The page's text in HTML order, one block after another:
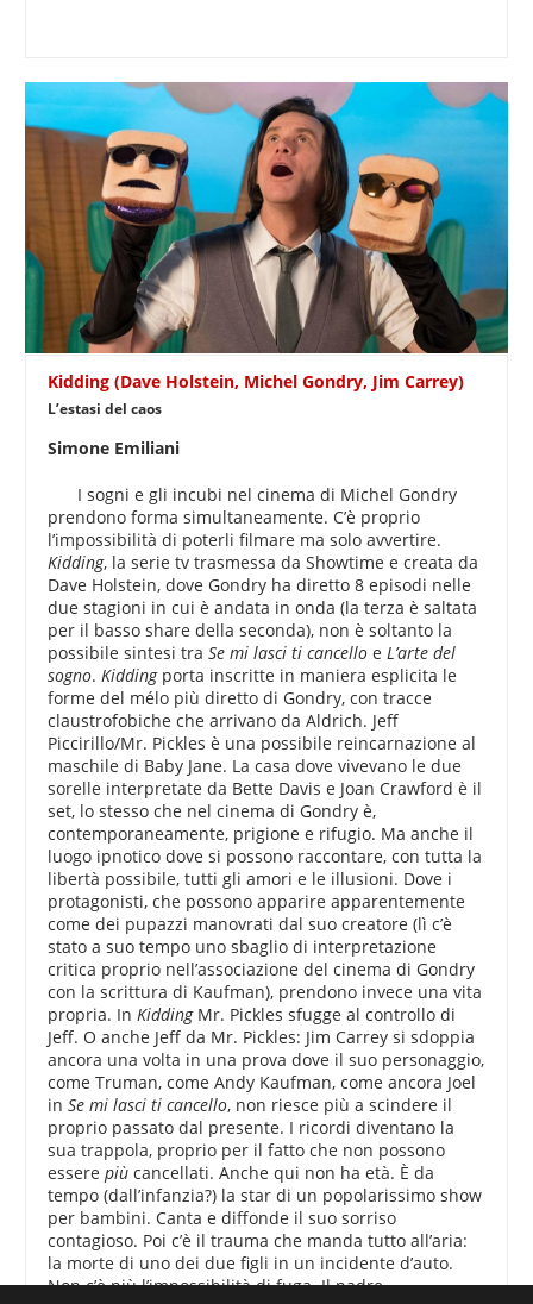
Kidding (Dave Holstein, Michel Gondry, Jim Carrey)
L’estasi del caos
Simone Emiliani
I sogni e gli incubi nel cinema di Michel Gondry
prendono forma simultaneamente. C’è proprio
l’impossibilità di poterli filmare ma solo avvertire.
Kidding, la serie tv trasmessa da Showtime e creata da
Dave Holstein, dove Gondry ha diretto 8 episodi nelle
due stagioni in cui è andata in onda (la terza è saltata
per il basso share della seconda), non è soltanto la
possibile sintesi traSe mi lasci ti cancello eL’arte del
sogno.Kiddingporta inscritte in maniera esplicita le
forme del mélo più diretto di Gondry, con tracce
claustrofobiche che arrivano da Aldrich. Jeff
Piccirillo/Mr. Pickles è una possibile reincarnazione al
maschile di Baby Jane. La casa dove vivevano le due
sorelle interpretate da Bette Davis e Joan Crawford è il
set, lo stesso che nel cinema di Gondry è,
contemporaneamente, prigione e rifugio. Ma anche il
luogo ipnotico dove si possono raccontare, con tutta la
libertà possibile, tutti gli amori e le illusioni. Dove i
protagonisti, che possono apparire apparentemente
come dei pupazzi manovrati dal suo creatore (lì c’è
stato a suo tempo uno sbaglio di interpretazione
critica proprio nell’associazione del cinema di Gondry
con la scrittura di Kaufman), prendono invece una vita
propria. InKiddingMr. Pickles sfugge al controllo di
Jeff. O anche Jeff da Mr. Pickles: Jim Carrey si sdoppia
ancora una volta in una prova dove il suo personaggio,
come Truman, come Andy Kaufman, come ancora Joel
inSe mi lasci ti cancello, non riesce più a scindere il
proprio passato dal presente. I ricordi diventano la
sua trappola, proprio per il fatto che non possono
esserepiù cancellati. Anche qui non ha età. È da
tempo (dall’infanzia?) la star di un popolarissimo show
per bambini. Canta e diffonde il suo sorriso
contagioso. Poi c’è il trauma che manda tutto all’aria:
la morte di uno dei due figli in un incidente d’auto.
Non c’è più l’impossibilità di fuga. Il padre,